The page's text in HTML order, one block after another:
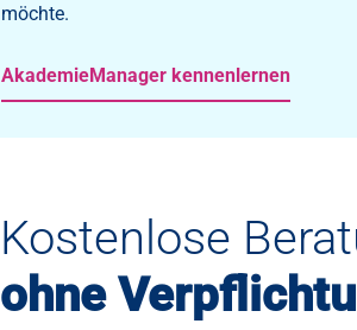
möchte.
AkademieManager kennenlernen
Kostenlose
ohne